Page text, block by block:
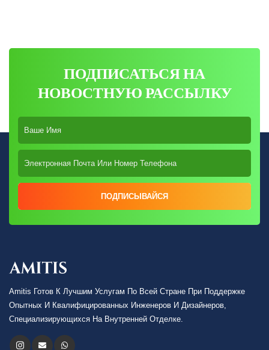
ПОДПИСАТЬСЯ НА
НОВОСТНУЮ РАССЫЛКУ
ПОДПИСЫВАЙСЯ
Amitis Готов К Лучшим Услугам По Всей Стране При Поддержке
Опытных И Квалифицированных Инженеров И Дизайнеров,
Специализирующихся На Внутренней Отделке.